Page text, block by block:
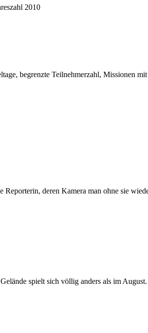
begrenzte Teilnehmerzahl, Missionen
deren Kamera man ohne sie
spielt sich völlig anders als im August.